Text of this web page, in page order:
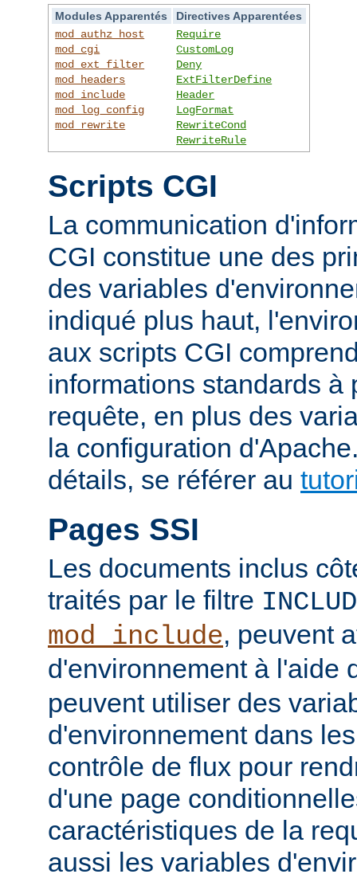
Modules Apparentés
Directives Apparentées
mod_authz_host
mod_cgi
mod_ext_filter
mod_headers
mod_include
mod_log_config
mod_rewrite
Require
CustomLog
Deny
ExtFilterDefine
Header
LogFormat
RewriteCond
RewriteRule
Scripts CGI
La communication
CGI constitue une des
des variables
indiqué plus haut,
aux scripts CGI
informations standards à
requête, en plus des
la configuration
détails, se référer au
Pages SSI
Les documents inclus
traités par le filtre
mod_include, peuvent
d'environnement à l'aide
peuvent utiliser des
d'environnement dans
contrôle de flux pour
d'une page
caractéristiques de la
aussi les variables